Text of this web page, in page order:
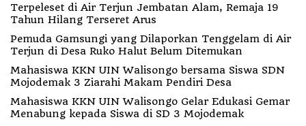
Terpeleset di Air Terjun Jembatan Alam, Remaja 19
Tahun Hilang Terseret Arus
Pemuda Gamsungi yang Dilaporkan Tenggelam di Air
Terjun di Desa Ruko Halut Belum Ditemukan
Mahasiswa KKN UIN Walisongo bersama Siswa SDN
Mojodemak 3 Ziarahi Makam Pendiri Desa
Mahasiswa KKN UIN Walisongo Gelar Edukasi Gemar
Menabung kepada Siswa di SD 3 Mojodemak